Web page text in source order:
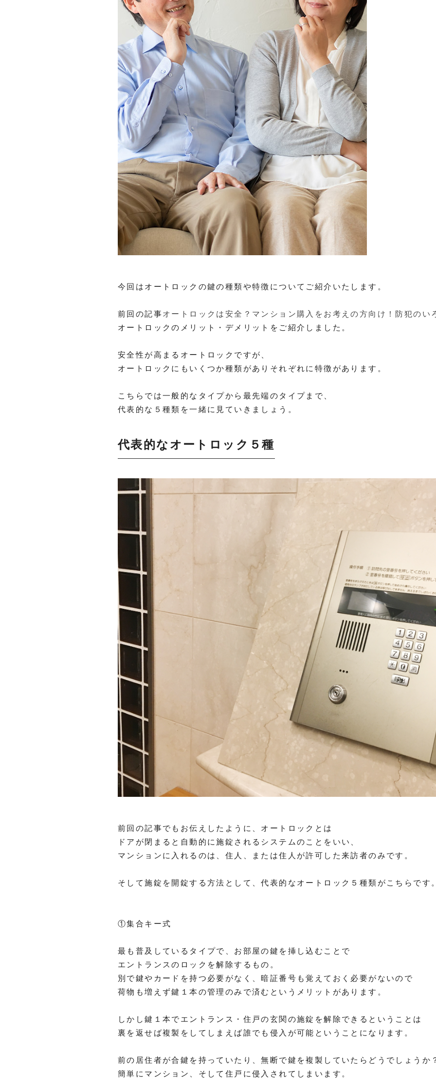
今回はオートロックの鍵の種類や特徴についてご紹介いたします。
前回の記事オートロックは安全？マンション購入をお考えの方向け！防犯のい
オートロックのメリット・デメリットをご紹介しました。
安全性が高まるオートロックですが、
オートロックにもいくつか種類がありそれぞれに特徴があります。
こちらでは一般的なタイプから最先端のタイプまで、
代表的な５種類を一緒に見ていきましょう。
代表的なオートロック５種
前回の記事でもお伝えしたように、オートロックとは
ドアが閉まると自動的に施錠されるシステムのことをいい、
マンションに入れるのは、住人、または住人が許可した来訪者のみです。
そして施錠を開錠する方法として、代表的なオートロック５種類がこちらです。
①集合キー式
最も普及しているタイプで、お部屋の鍵を挿し込むことで
エントランスのロックを解除するもの。
別で鍵やカードを持つ必要がなく、暗証番号も覚えておく必要がないので
荷物も増えず鍵１本の管理のみで済むというメリットがあります。
しかし鍵１本でエントランス・住戸の玄関の施錠を解除できるということは
裏を返せば複製をしてしまえば誰でも侵入が可能ということになります。
前の居住者が合鍵を持っていたり、無断で鍵を複製していたらどうでしょうか
簡単にマンション、そして住戸に侵入されてしまいます。